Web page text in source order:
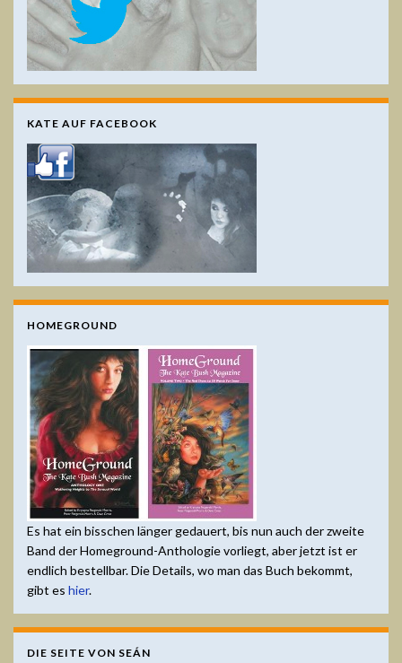
KATE AUF FACEBOOK
HOMEGROUND
Es hat ein bisschen länger gedauert, bis nun auch der zweite
Band der Homeground-Anthologie vorliegt, aber jetzt ist er
endlich bestellbar. Die Details, wo man das Buch bekommt,
gibt es hier.
DIE SEITE VON SEÁN